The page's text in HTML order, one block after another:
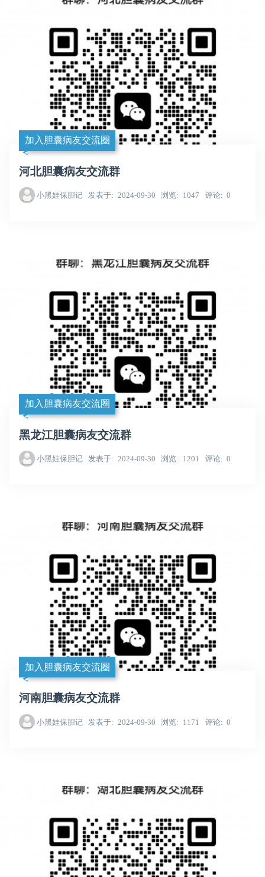
加入胆囊病友交流圈
河北胆囊病友交流群
小黑娃保胆记 发表于 2024-09-30 浏览 1047 评论 0
加入胆囊病友交流圈
黑龙江胆囊病友交流群
小黑娃保胆记 发表于 2024-09-30 浏览 1201 评论 0
加入胆囊病友交流圈
河南胆囊病友交流群
小黑娃保胆记 发表于 2024-09-30 浏览 1171 评论 0